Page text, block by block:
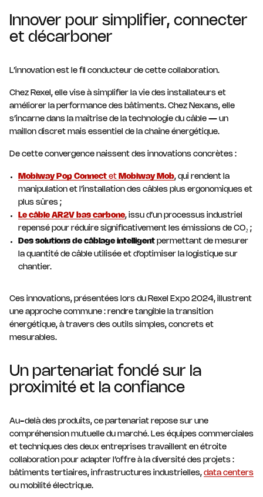
Innover pour simplifier, connecter
et décarboner
L’innovation est le fil conducteur de cette collaboration.
Chez Rexel, elle vise à simplifier la vie des installateurs et
améliorer la performance des bâtiments. Chez Nexans, elle
s’incarne dans la maîtrise de la technologie du câble — un
maillon discret mais essentiel de la chaîne énergétique.
De cette convergence naissent des innovations concrètes :
Mobiway Pop Connect et Mobiway Mob, qui rendent la
manipulation et l’installation des câbles plus ergonomiques et
plus sûres ;
Le câble AR2V bas carbone, issu d’un processus industriel
repensé pour réduire significativement les émissions de CO₂ ;
Des solutions de câblage intelligent permettant de mesurer
la quantité de câble utilisée et d’optimiser la logistique sur
chantier.
Ces innovations, présentées lors du Rexel Expo 2024, illustrent
une approche commune : rendre tangible la transition
énergétique, à travers des outils simples, concrets et
mesurables.
Un partenariat fondé sur la
proximité et la confiance
Au-delà des produits, ce partenariat repose sur une
compréhension mutuelle du marché. Les équipes commerciales
et techniques des deux entreprises travaillent en étroite
collaboration pour adapter l’offre à la diversité des projets :
bâtiments tertiaires, infrastructures industrielles, data centers
ou mobilité électrique.